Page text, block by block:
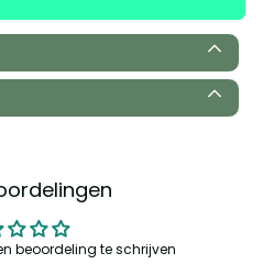
beoordeling te schrijven